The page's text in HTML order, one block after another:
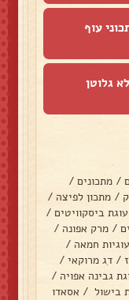
עוף
גלוטן
/ מתכונים /
/ מתכון לפיצה /
עוגת ביסקוויטים /
/ מרק אפונה /
עוגיות חמאה /
/ דג מרוקאי /
גבינה אפויה /
בישול / אסאדו